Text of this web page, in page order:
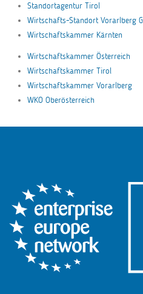
Standortagentur Tirol
Wirtschafts-Standort Vorarlberg
Wirtschaftskammer Kärnten
Wirtschaftskammer Österreich
Wirtschaftskammer Tirol
Wirtschaftskammer Vorarlberg
WKO Oberösterreich